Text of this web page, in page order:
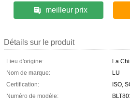
meilleur prix
Détails sur le produit
Lieu d'origine:
La
Nom de marque:
LU
Certification:
ISO,
Numéro de modèle: